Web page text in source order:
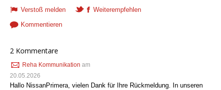
Verstoß melden
Weiterempfehlen
Kommentieren
2 Kommentare
Reha Kommunikation am
20.05.2026
Hallo NissanPrimera, vielen Dank für Ihre Rückmeldung. In unseren